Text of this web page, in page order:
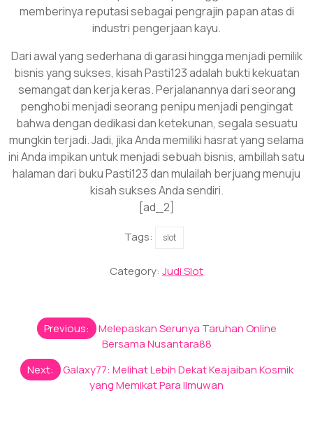
memberinya reputasi sebagai pengrajin papan atas di
industri pengerjaan kayu.
Dari awal yang sederhana di garasi hingga menjadi pemilik
bisnis yang sukses, kisah Pasti123 adalah bukti kekuatan
semangat dan kerja keras. Perjalanannya dari seorang
penghobi menjadi seorang penipu menjadi pengingat
bahwa dengan dedikasi dan ketekunan, segala sesuatu
mungkin terjadi. Jadi, jika Anda memiliki hasrat yang selama
ini Anda impikan untuk menjadi sebuah bisnis, ambillah satu
halaman dari buku Pasti123 dan mulailah berjuang menuju
kisah sukses Anda sendiri.
[ad_2]
Tags: slot
Category: Judi Slot
Post
navigation
Previous:
Melepaskan Serunya Taruhan Online
Bersama Nusantara88
Next:
Galaxy77: Melihat Lebih Dekat Keajaiban Kosmik
yang Memikat Para Ilmuwan